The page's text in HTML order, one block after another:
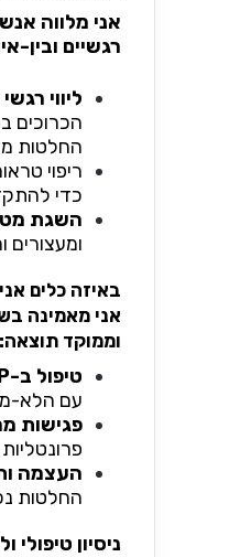
אני מלווה
רגשיים
ליווי
הכרוכים
החלטות
ריפוי
כדי
השגת
ומעצורים
באיזה כלים
אני מאמינה
וממוקד תוצאה:
טיפול ב-NLP (תכנות לשוני-עצבי):
עם הלא-
פגישות
העצמה
החלטות
ניסיון טיפולי